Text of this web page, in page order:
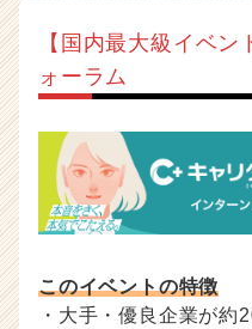
【国内最大級イベ
ォーラム
このイベントの特徴
・大手・優良企業が約